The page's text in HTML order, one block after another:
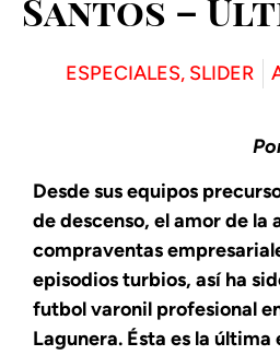
Santos –
ESPECIALES, SLIDER
Desde sus equipos
de descenso, el amor de la
compraventas
episodios turbios, así ha
futbol varonil profesional
Lagunera. Ésta es la última